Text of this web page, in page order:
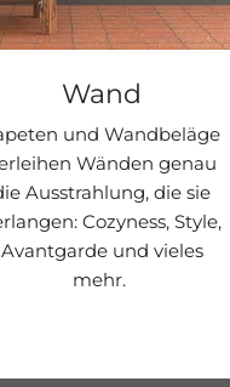
Wand
und Wandbeläge
Wänden genau
Ausstrahlung, die sie
Cozyness, Style,
Avantgarde und vieles
mehr.